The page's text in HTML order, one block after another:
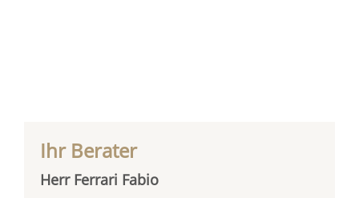
Ihr Berater
Herr Ferrari Fabio